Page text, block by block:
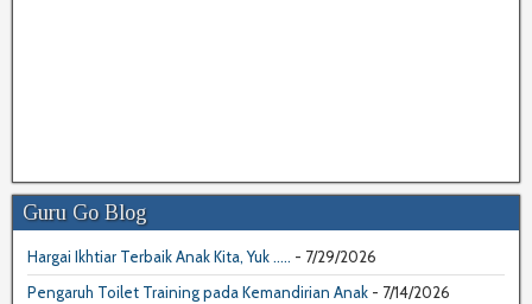
Guru Go Blog
Hargai Ikhtiar Terbaik Anak Kita, Yuk ..... - 7/29/2026
Pengaruh Toilet Training pada Kemandirian Anak - 7/14/2026